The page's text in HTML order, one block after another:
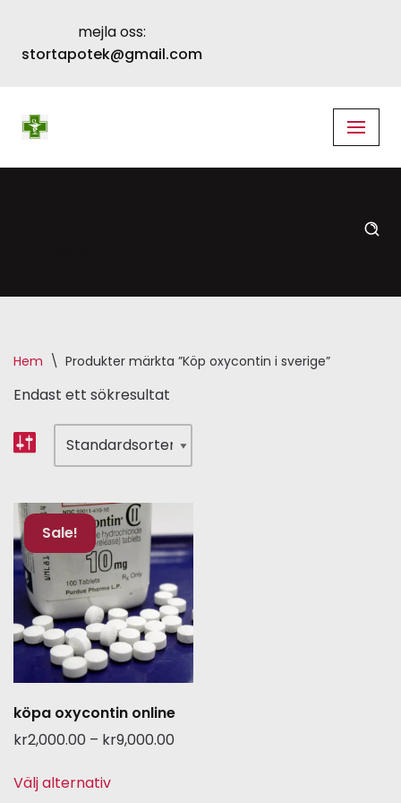
Skip
mejla oss:
stortapotek@gmail.com
Hem \ Produkter märkta ”Köp oxycontin i sverige”
Endast ett sökresultat
Sale!
köpa oxycontin online
kr2,000.00 – kr9,000.00
Välj alternativ